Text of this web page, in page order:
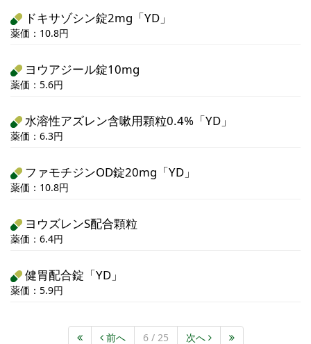
ドキサゾシン錠2mg「YD」
薬価：10.8円
ヨウアジール錠10mg
薬価：5.6円
水溶性アズレン含嗽用顆粒0.4%「YD」
薬価：6.3円
ファモチジンOD錠20mg「YD」
薬価：10.8円
ヨウズレンS配合顆粒
薬価：6.4円
健胃配合錠「YD」
薬価：5.9円
前へ 6 / 25 次へ